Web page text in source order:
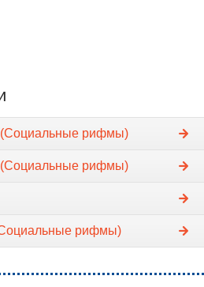
рифмы)
рифмы)
рифмы)